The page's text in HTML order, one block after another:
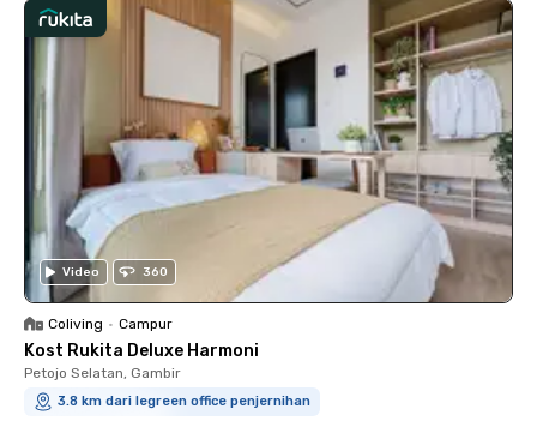
Video 360
Coliving • Campur
Kost Rukita Deluxe Harmoni
Petojo Selatan, Gambir
3.8 km dari legreen office penjernihan